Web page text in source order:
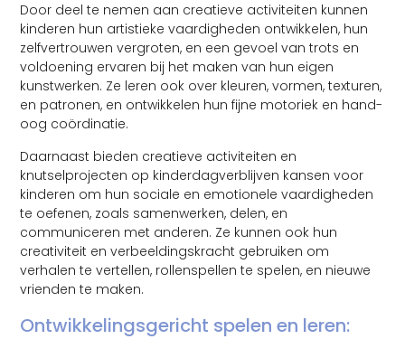
Door deel te nemen aan creatieve activiteiten kunnen
kinderen hun artistieke vaardigheden ontwikkelen, hun
zelfvertrouwen vergroten, en een gevoel van trots en
voldoening ervaren bij het maken van hun eigen
kunstwerken. Ze leren ook over kleuren, vormen, texturen,
en patronen, en ontwikkelen hun fijne motoriek en hand-
oog coördinatie.
Daarnaast bieden creatieve activiteiten en
knutselprojecten op kinderdagverblijven kansen voor
kinderen om hun sociale en emotionele vaardigheden
te oefenen, zoals samenwerken, delen, en
communiceren met anderen. Ze kunnen ook hun
creativiteit en verbeeldingskracht gebruiken om
verhalen te vertellen, rollenspellen te spelen, en nieuwe
vrienden te maken.
Ontwikkelingsgericht spelen en leren: